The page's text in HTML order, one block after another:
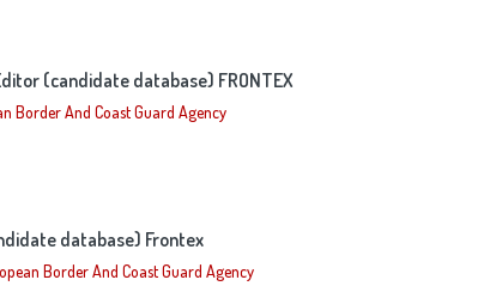
(candidate database) FRONTEX
Border And Coast Guard Agency
database) Frontex
Border And Coast Guard Agency